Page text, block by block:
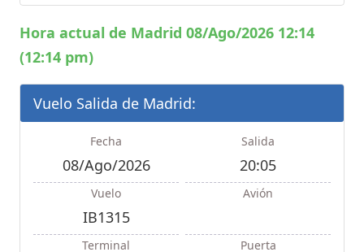
Hora actual de Madrid 08/Ago/2026 12:14
(12:14 pm)
Vuelo Salida de Madrid:
Fecha
08/Ago/2026
Salida
20:05
Vuelo
IB1315
Avión
Terminal Puerta